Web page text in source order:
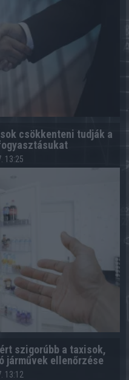
csökkenteni tudják a
13:25
szigorúbb a taxisok,
járművek ellenőrzése
13:12